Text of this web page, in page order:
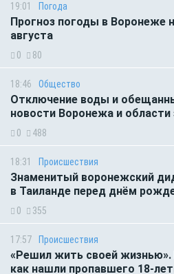
19:01 Погода
Прогноз погоды в Воронеже
августа
0 80
18:46 Общество
Отключение воды и
новости Воронежа и области
0 488
18:31 Происшествия
Знаменитый воронежский
в Таиланде перед днём
0 355
17:57 Происшествия
«Решил жить своей жизнью».
как нашли пропавшего 18-